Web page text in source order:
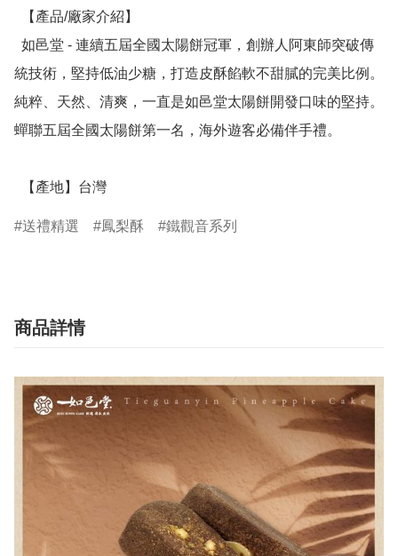
統技術，堅持低油少糖，打造皮酥餡軟不甜膩的完美比例。
純粹、天然、清爽，一直是如邑堂太陽餅開發口味的堅持。
蟬聯五屆全國太陽餅第一名，海外遊客必備伴手禮。
  【產地】台灣
送禮精選 鳳梨酥 鐵觀音系列
商品詳情